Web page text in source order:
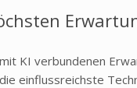
KI verbundenen
einflussreichste